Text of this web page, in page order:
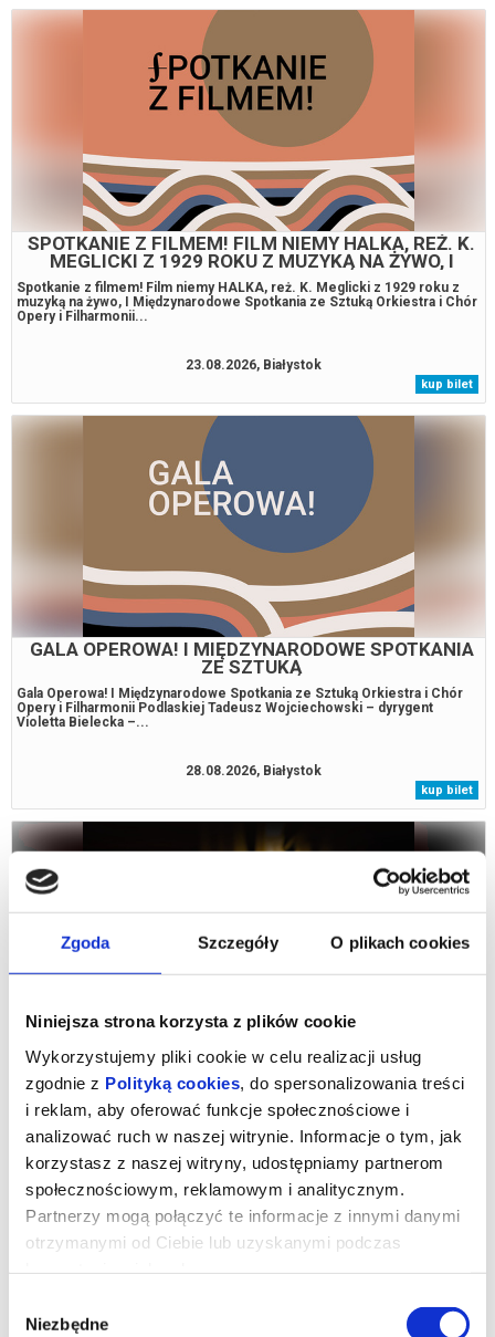
Zgoda Szczegóły O plikach cookies
Niniejsza strona korzysta z plików cookie
Wykorzystujemy pliki cookie w celu realizacji usług
zgodnie z Polityką cookies , do spersonalizowania treści
i reklam, aby oferować funkcje społecznościowe i
analizować ruch w naszej witrynie. Informacje o tym, jak
korzystasz z naszej witryny, udostępniamy partnerom
społecznościowym, reklamowym i analitycznym.
Partnerzy mogą połączyć te informacje z innymi danymi
otrzymanymi od Ciebie lub uzyskanymi podczas
zgody
Niezbędne
SPOTKANIE Z FILMEM! FILM NIEMY HALKA, REŻ. K.
MEGLICKI Z 1929 ROKU Z MUZYKĄ NA ŻYWO, I
MIĘDZYNARODOWE SPOTKANIA ZE SZTUKĄ
Spotkanie z filmem! Film niemy HALKA, reż. K. Meglicki z 1929 roku z
muzyką na żywo, I Międzynarodowe Spotkania ze Sztuką Orkiestra i Chór
Opery i Filharmonii...
23.08.2026, Białystok
kup bilet
GALA OPEROWA! I MIĘDZYNARODOWE SPOTKANIA
ZE SZTUKĄ
Gala Operowa! I Międzynarodowe Spotkania ze Sztuką Orkiestra i Chór
Opery i Filharmonii Podlaskiej Tadeusz Wojciechowski – dyrygent
Violetta Bielecka –...
28.08.2026, Białystok
kup bilet
KONCERT LAUREATA II NAGRODY XIX
MIĘDZYNARODOWEGO KONKURSU
PIANISTYCZNEGO IM. FRYDERYKA CHOPINA
KEVINA CHENA
Chen – fortepian Laureat II nagrody XIX Międzynarodowego Konkursu
Pianistycznego...
11.09.2026, Białystok